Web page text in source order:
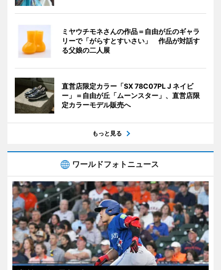
ミヤウチモネさんの作品＝自由が丘のギャラ
リーで「がらすとすいさい」 作品が対話す
る父娘の二人展
直営店限定カラー「SX 78C07PL J ネイビ
ー」＝自由が丘「ムーンスター」、直営店限
定カラーモデル販売へ
もっと見る
ワールドフォトニュース